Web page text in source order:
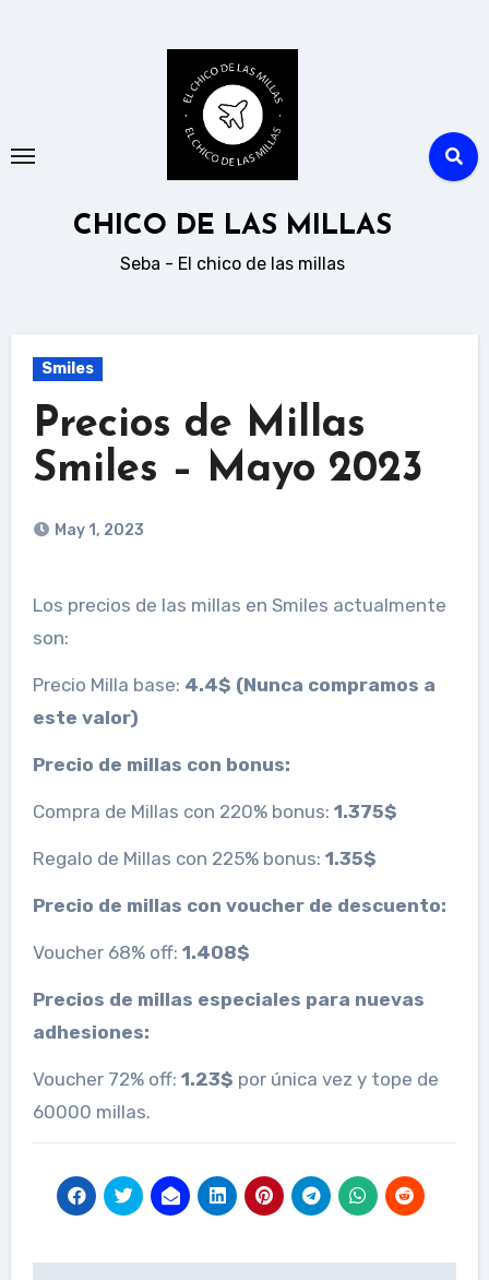
CHICO DE LAS MILLAS
Seba - El chico de las millas
Smiles
Precios de Millas
Smiles – Mayo 2023
May 1, 2023
Los precios de las millas en Smiles actualmente
son:
Precio Milla base: 4.4$ (Nunca compramos a
este valor)
Precio de millas con bonus:
Compra de Millas con 220% bonus: 1.375$
Regalo de Millas con 225% bonus: 1.35$
Precio de millas con voucher de descuento:
Voucher 68% off: 1.408$
Precios de millas especiales para nuevas
adhesiones:
Voucher 72% off: 1.23$ por única vez y tope de
60000 millas.